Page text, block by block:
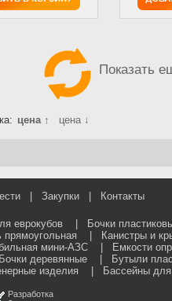
Показать
цена ↑ цена ↓
Закупки Контакты
еврокубов| Бочки
прямоугольная Канистры и
мини-АЗС| Емкости
Бочки деревянные| Бутыли
изделия Бассейны
Разработка